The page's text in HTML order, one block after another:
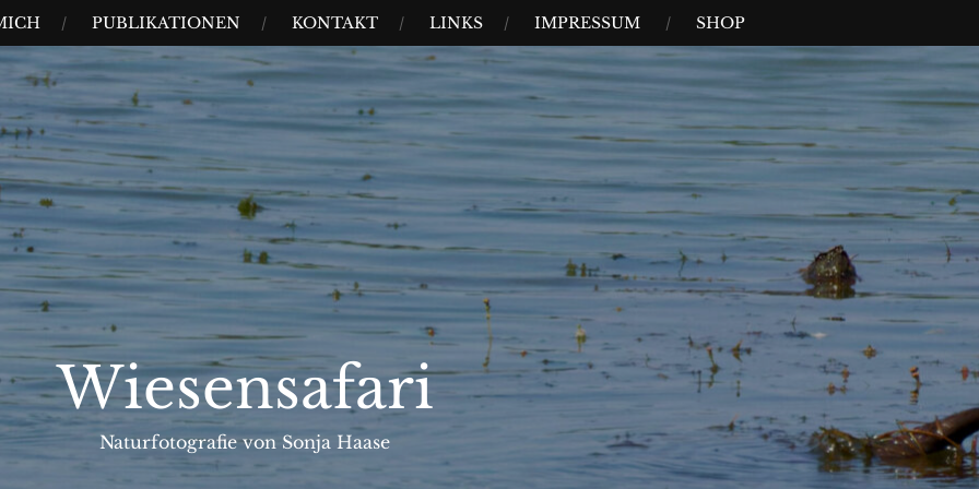
PUBLIKATIONEN KONTAKT LINKS IMPRESSUM SHOP
Wiesensafari
Naturfotografie von Sonja Haase